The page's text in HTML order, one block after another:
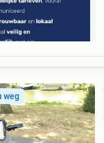
weg